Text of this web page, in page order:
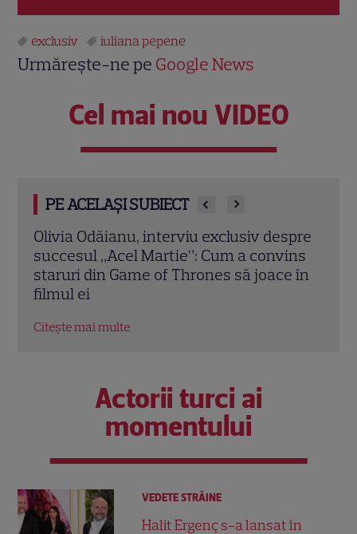
exclusiv iuliana pepene
Urmărește-ne pe Google News
Cel mai nou VIDEO
PE ACELAȘI SUBIECT
Teodora Tompea, secretul din culisele
Observator 16. Ce face vedeta imediat ce
se sting reflectoarele. EXCLUSIV
Actorii turci ai
momentului
VEDETE STRĂINE
Halit Ergenç s-a lansat în